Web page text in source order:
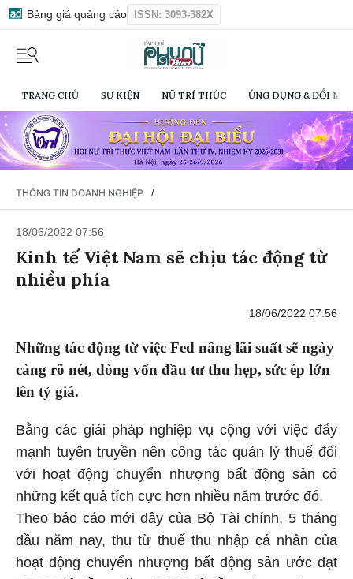
Bảng giá quảng cáo ISSN: 3093-382X
TRANG CHỦ SỰ KIỆN NỮ TRÍ THỨC ỨNG DỤNG & ĐỔI
THÔNG TIN DOANH NGHIỆP /
18/06/2022 07:56
Kinh tế Việt Nam sẽ chịu tác động từ
nhiều phía
18/06/2022 07:56
Những tác động từ việc Fed nâng lãi suất sẽ ngày
càng rõ nét, dòng vốn đầu tư thu hẹp, sức ép lớn
lên tỷ giá.
Bằng các giải pháp nghiệp vụ cộng với việc đẩy
mạnh tuyên truyền nên công tác quản lý thuế đối
với hoạt động chuyển nhượng bất động sản có
những kết quả tích cực hơn nhiều năm trước đó.
Theo báo cáo mới đây của Bộ Tài chính, 5 tháng
đầu năm nay, thu từ thuế thu nhập cá nhân của
hoạt động chuyển nhượng bất động sản ước đạt